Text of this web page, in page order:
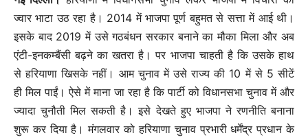
ज्‍वार भाटा उठ रहा है। 2014 में भाजपा पूर्ण बहुमत से सत्ता में आई थी।
इसके बाद 2019 में उसे गठबंधन सरकार बनाने का मौका मिला और अब
एंटी-इनकम्बैंसी बढ़ने का खतरा है। पर भाजपा चाहती है कि उसके हाथ
से हरियाणा खिसके नहीं। आम चुनाव में उसे राज्य की 10 में से 5 सीटें
ही मिल पाईं। ऐसे में माना जा रहा है कि पार्टी को विधानसभा चुनाव में और
ज्यादा चुनौती मिल सकती है। इसे देखते हुए भाजपा ने रणनीति बनाना
शुरू कर दिया है। मंगलवार को हरियाणा चुनाव प्रभारी धर्मेंद्र प्रधान के